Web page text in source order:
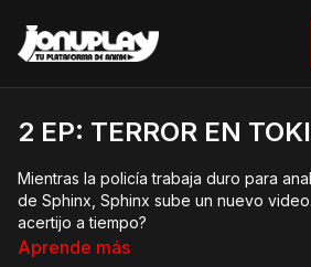
2 EP: TERROR EN
Mientras la policía trabaja duro para
de Sphinx, Sphinx sube un nuevo
acertijo a tiempo?
Aprende más